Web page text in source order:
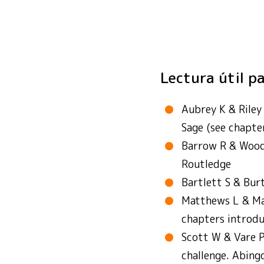
Lectura útil
Aubrey K &
Sage (see
Barrow R &
Routledge
Bartlett S &
Matthews L &
chapters
Scott W & Vare
challenge.